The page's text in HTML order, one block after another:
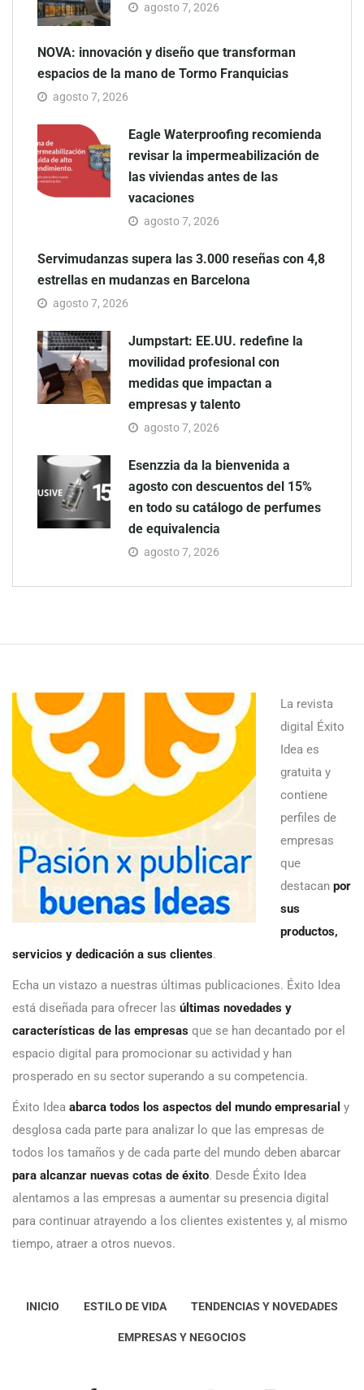
agosto 7, 2026
NOVA: innovación y diseño que transforman
espacios de la mano de Tormo Franquicias
agosto 7, 2026
Eagle Waterproofing recomienda
revisar la impermeabilización de
las viviendas antes de las
vacaciones
agosto 7, 2026
Servimudanzas supera las 3.000 reseñas con 4,8
estrellas en mudanzas en Barcelona
agosto 7, 2026
Jumpstart: EE.UU. redefine la
movilidad profesional con
medidas que impactan a
empresas y talento
agosto 7, 2026
Esenzzia da la bienvenida a
agosto con descuentos del 15%
en todo su catálogo de perfumes
de equivalencia
agosto 7, 2026
La revista
digital Éxito
Idea es
gratuita y
contiene
perfiles de
empresas
que
destacan por
sus
productos,
servicios y dedicación a sus clientes.
Echa un vistazo a nuestras últimas publicaciones. Éxito Idea
está diseñada para ofrecer las últimas novedades y
características de las empresas que se han decantado por el
espacio digital para promocionar su actividad y han
prosperado en su sector superando a su competencia.
Éxito Idea abarca todos los aspectos del mundo empresarial y
desglosa cada parte para analizar lo que las empresas de
todos los tamaños y de cada parte del mundo deben abarcar
para alcanzar nuevas cotas de éxito. Desde Éxito Idea
alentamos a las empresas a aumentar su presencia digital
para continuar atrayendo a los clientes existentes y, al mismo
tiempo, atraer a otros nuevos.
INICIO ESTILO DE VIDA TENDENCIAS Y NOVEDADES
EMPRESAS Y NEGOCIOS